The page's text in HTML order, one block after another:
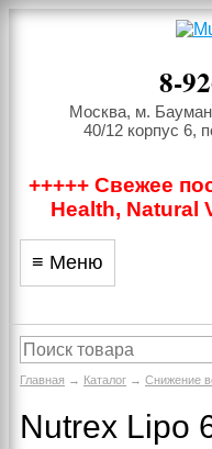
8-
Москва, м.
40/12 корпус 6,
+++++ Свежее
Health, Natural
≡ Меню
Главная → Каталог → Снижение
Nutrex Lipo